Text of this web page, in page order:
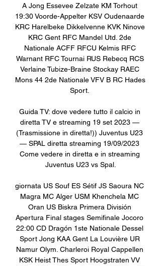
A Jong Essevee Zelzate KM Torhout
19:30 Voorde-Appelter KSV Oudenaarde
KRC Harelbeke Dikkelvenne KVK Ninove
KRC Gent RFC Mandel Utd. 2de
Nationale ACFF RFCU Kelmis RFC
Warnant RFC Tournai RUS Rebecq RCS
Verlaine Tubize-Braine Stockay RAEC
Mons 44 2de Nationale VFV B RC Hades
Sport.
Guida TV: dove vedere tutto il calcio in
diretta TV e streaming 19 set 2023 —
(Trasmissione in diretta!)) Juventus U23
— SPAL diretta streaming 19/09/2023
Come vedere in diretta e in streaming
Juventus U23 vs Spal.
giornata US Souf ES Sétif JS Saoura NC
Magra MC Alger USM Khenchela MC
Oran US Biskra Primera División
Apertura Final stages Semifinale Jocoro
22:00 CD Dragón 1ste Nationale Dessel
Sport Jong KAA Gent La Louvière UR
Namur Olym. Charleroi Royal Cappellen
KSK Heist Thes Sport Hoogstraten VV